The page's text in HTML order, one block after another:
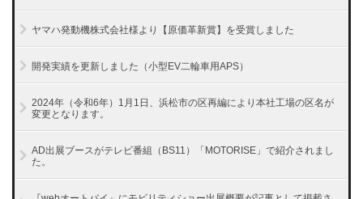
ヤマハ発動機株式会社様より【原価革新賞】を受賞しました
開発実績を更新しました（小型EV二輪車用APS）
2024年（令和6年）1月1日、浜松市の区再編により本社工場の区名が
変更となります。
AD出展ブースがテレビ番組（BS11）「MOTORISE」で紹介されまし
た。